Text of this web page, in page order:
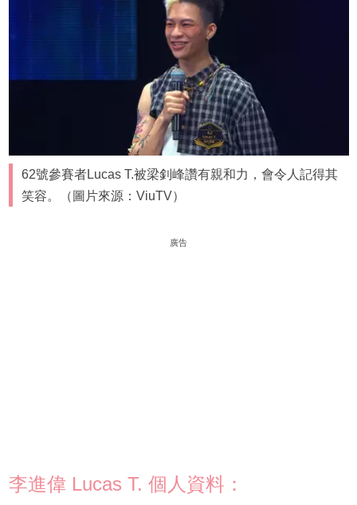
62號參賽者Lucas T.被梁釗峰讚有親和力，會令人記得其
笑容。（圖片來源：ViuTV）
廣告
李進偉 Lucas T. 個人資料：